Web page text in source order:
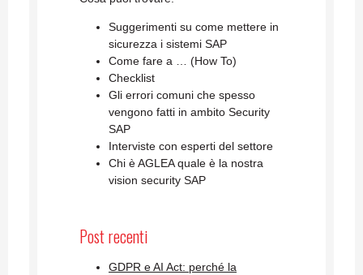
Suggerimenti su come mettere in
sicurezza i sistemi SAP
Come fare a … (How To)
Checklist
Gli errori comuni che spesso
vengono fatti in ambito Security
SAP
Interviste con esperti del settore
Chi è AGLEA quale è la nostra
vision security SAP
Post recenti
GDPR e AI Act: perché la